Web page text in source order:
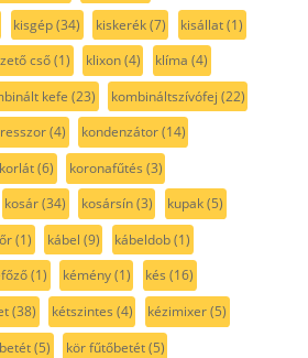
kisgép(34) kiskerék(7) kisállat(1)
cső(1) klixon(4) klíma (4)
kefe (23) kombináltszívófej (22)
(4) kondenzátor(14)
korlát(6) koronafűtés (3)
kosár(34) kosársín(3) kupak(5)
(1) kábel (9) kábeldob(1)
(1) kémény(1) kés (16)
(38) kétszintes (4) kézimixer(5)
(5) kör fűtőbetét(5)